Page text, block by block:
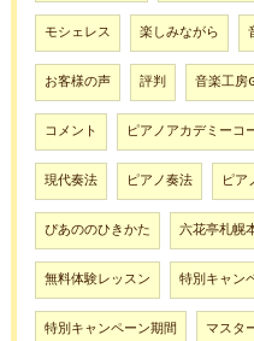
モシェレス 楽しみながら
お客様の声 評判 音楽工房
コメント ピアノアカデミーコ
現代奏法 ピアノ奏法 ピア
ぴあののひきかた 六花亭札幌
無料体験レッスン 特別キャン
特別キャンペーン期間 マスタ